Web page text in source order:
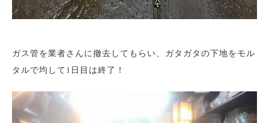
ガス管を業者さんに撤去してもらい、ガタガタの下地をモル
タルで均して1日目は終了！